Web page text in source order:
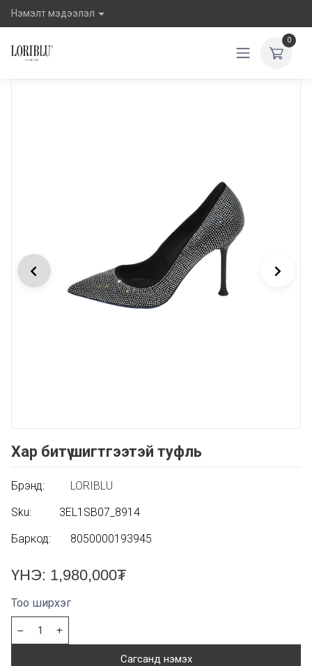
Нэмэлт мэдээлэл
0
Хар битүү шигтгээтэй туфль
Брэнд:
LORIBLU
Sku:
3EL1SB07_8914
Баркод:
8050000193945
ҮНЭ: 1,980,000₮
Тоо ширхэг
Сагсанд нэмэх